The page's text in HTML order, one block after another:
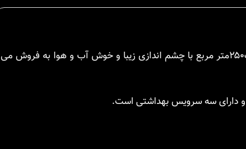
ویلایی لوکس و مدرن در شهر چمستان با بنایی به متراژ ۱۴۰متر مربع در زمینی به مساحت۲۵۰متر مربع با چشم اندازی زیبا و خوش آب و هوا به فروش می
و دارای سه سرویس بهداشتی است.